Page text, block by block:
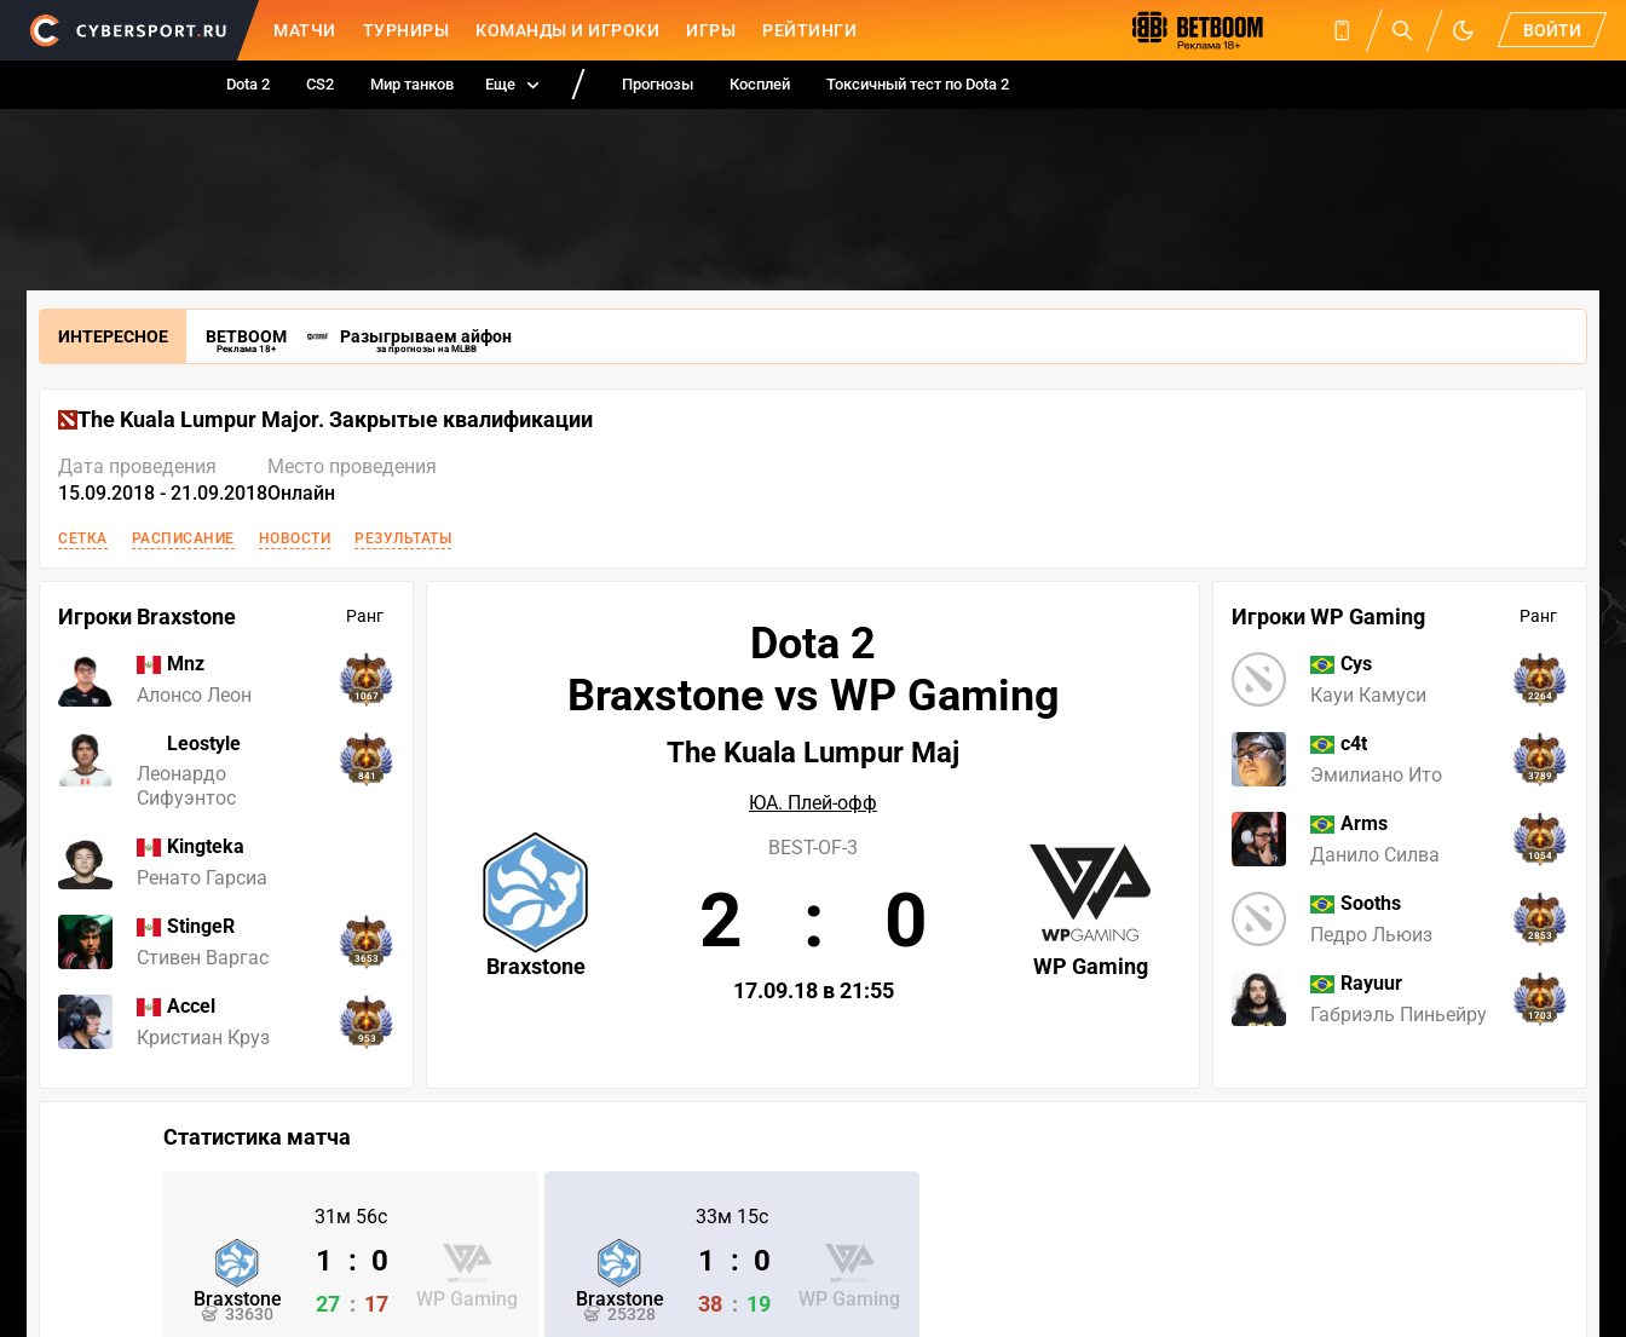
МАТЧИ ТУРНИРЫ КОМАНДЫ И ИГРОКИ ИГРЫ РЕЙТИНГИ ВОЙТИ
Dota 2 CS2 Мир танков Еще Прогнозы Косплей Токсичный тест по Dota 2
ИНТЕРЕСНОЕ BETBOOM
Реклама 18+
Разыгрываем айфон
за прогнозы на MLBB
The Kuala Lumpur Major. Закрытые квалификации
Дата проведения
15.09.2018 - 21.09.2018
Место проведения
Онлайн
СЕТКА РАСПИСАНИЕ НОВОСТИ РЕЗУЛЬТАТЫ
Игроки Braxstone Ранг
Mnz
Алонсо Леон
1067
Leostyle
Леонардо
Сифуэнтос
841
Kingteka
Ренато Гарсиа
StingeR
Стивен Варгас
3653
Accel
Кристиан Круз
953
Игроки WP Gaming Ранг
Cys
Кауи Камуси
2264
c4t
Эмилиано Ито
3789
Arms
Данило Силва
1054
Sooths
Педро Льюиз
2853
Rayuur
Габриэль Пиньейру
1703
Dota 2
Braxstone vs WP Gaming
The Kuala Lumpur Maj
ЮА. Плей-офф
Braxstone WP Gaming
BEST-OF-3
2 : 0
17.09.18 в 21:55
Статистика матча
31м 56с
Braxstone
33630
WP Gaming
1 : 0
27 : 17
33м 15с
Braxstone
25328
WP Gaming
1 : 0
38 : 19